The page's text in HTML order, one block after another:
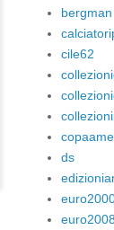
bergman
cile62
ds
euro2008